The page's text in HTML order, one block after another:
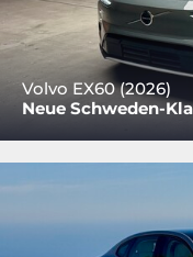
Volvo EX60 (2026)
Neue Schweden-